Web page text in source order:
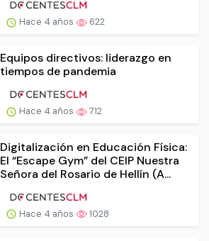
Hace 4 años 622
Equipos directivos: liderazgo en
tiempos de pandemia
Hace 4 años 712
Digitalización en Educación Física:
El “Escape Gym” del CEIP Nuestra
Señora del Rosario de Hellín (A...
Hace 4 años 1028